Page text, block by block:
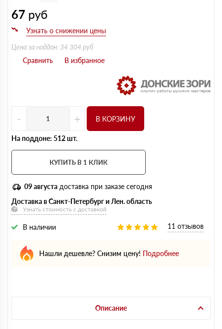
67 руб
Цена за поддон: 34 304 руб
- + В КОРЗИНУ
На поддоне: 512 шт.
КУПИТЬ В 1 КЛИК
09 августа доставка при заказе сегодня
Доставка в Санкт-Петербург и Лен. область
Узнать стоимость с доставкой
В наличии 11 отзывов
Нашли дешевле? Снизим цену! Подробнее
Описание